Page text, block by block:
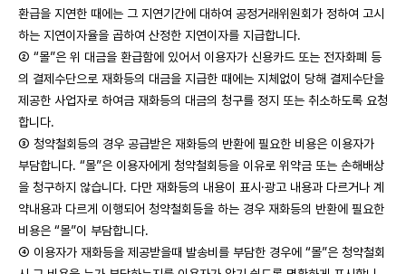
환급을 지연한 때에는 그 지연기간에 대하여 공정거래위원회가 정하여 고시
하는 지연이자율을 곱하여 산정한 지연이자를 지급합니다.
② “몰”은 위 대금을 환급함에 있어서 이용자가 신용카드 또는 전자화폐 등
의 결제수단으로 재화등의 대금을 지급한 때에는 지체없이 당해 결제수단을
제공한 사업자로 하여금 재화등의 대금의 청구를 정지 또는 취소하도록 요청
합니다.
③ 청약철회등의 경우 공급받은 재화등의 반환에 필요한 비용은 이용자가
부담합니다. “몰”은 이용자에게 청약철회등을 이유로 위약금 또는 손해배상
을 청구하지 않습니다. 다만 재화등의 내용이 표시·광고 내용과 다르거나 계
약내용과 다르게 이행되어 청약철회등을 하는 경우 재화등의 반환에 필요한
비용은 “몰”이 부담합니다.
④ 이용자가 재화등을 제공받을때 발송비를 부담한 경우에 “몰”은 청약철회